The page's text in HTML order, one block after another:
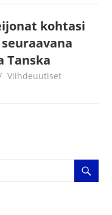
kohtasi
Tanska
Juha Kaunisto
Viihdeuutiset